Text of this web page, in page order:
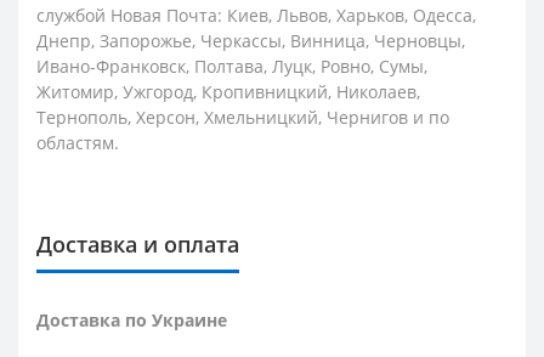
службой Новая Почта: Киев, Львов, Харьков, Одесса,
Днепр, Запорожье, Черкассы, Винница, Черновцы,
Ивано-Франковск, Полтава, Луцк, Ровно, Сумы,
Житомир, Ужгород, Кропивницкий, Николаев,
Тернополь, Херсон, Хмельницкий, Чернигов и по
областям.
Доставка и оплата
Доставка по Украине